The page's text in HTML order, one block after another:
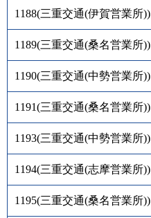
1188(三重交通(伊賀営業所))
1189(三重交通(桑名営業所))
1190(三重交通(中勢営業所))
1191(三重交通(桑名営業所))
1193(三重交通(中勢営業所))
1194(三重交通(志摩営業所))
1195(三重交通(桑名営業所))